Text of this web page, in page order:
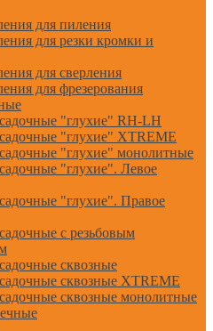
для пиления
для резки кромки и
для сверления
для фрезерования
"глухие" RH-LH
"глухие" XTREME
"глухие" монолитные
"глухие". Левое
"глухие". Правое
с резьбовым
сквозные
сквозные XTREME
сквозные монолитные